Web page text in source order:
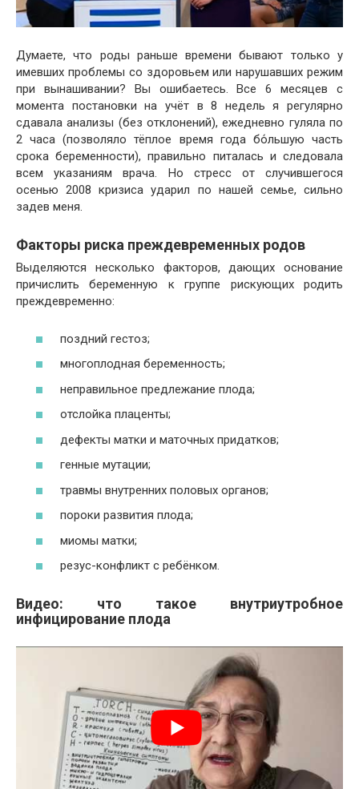
Думаете, что роды раньше времени бывают только у
имевших проблемы со здоровьем или нарушавших режим
при вынашивании? Вы ошибаетесь. Все 6 месяцев с
момента постановки на учёт в 8 недель я регулярно
сдавала анализы (без отклонений), ежедневно гуляла по
2 часа (позволяло тёплое время года бо́льшую часть
срока беременности), правильно питалась и следовала
всем указаниям врача. Но стресс от случившегося
осенью 2008 кризиса ударил по нашей семье, сильно
задев меня.
Факторы риска преждевременных родов
Выделяются несколько факторов, дающих основание
причислить беременную к группе рискующих родить
преждевременно:
поздний гестоз;
многоплодная беременность;
неправильное предлежание плода;
отслойка плаценты;
дефекты матки и маточных придатков;
генные мутации;
травмы внутренних половых органов;
пороки развития плода;
миомы матки;
резус-конфликт с ребёнком.
Видео: что такое внутриутробное
инфицирование плода